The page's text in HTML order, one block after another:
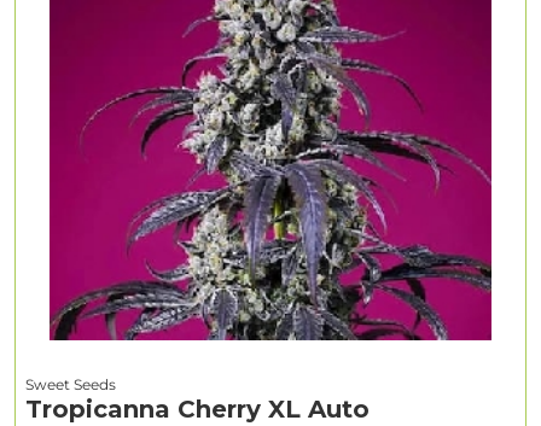
Sweet Seeds
Tropicanna Cherry XL Auto